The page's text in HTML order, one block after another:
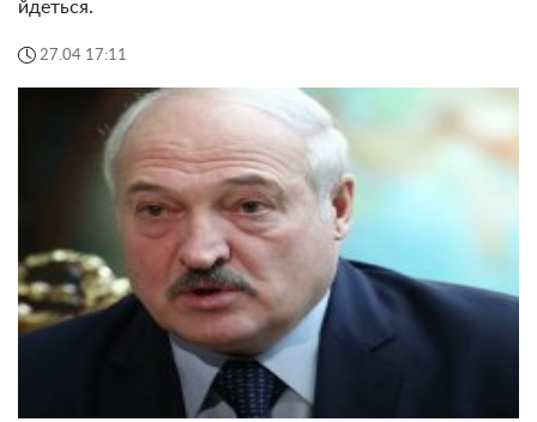
йдеться.
27.04 17:11